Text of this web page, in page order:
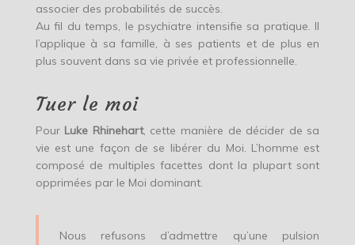
associer des probabilités de succès.
Au fil du temps, le psychiatre intensifie sa pratique. Il
l’applique à sa famille, à ses patients et de plus en
plus souvent dans sa vie privée et professionnelle.
Tuer le moi
Pour Luke Rhinehart, cette manière de décider de sa
vie est une façon de se libérer du Moi. L’homme est
composé de multiples facettes dont la plupart sont
opprimées par le Moi dominant.
Nous refusons d’admettre qu’une pulsion